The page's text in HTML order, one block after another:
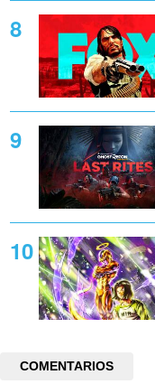
COMENTARIOS